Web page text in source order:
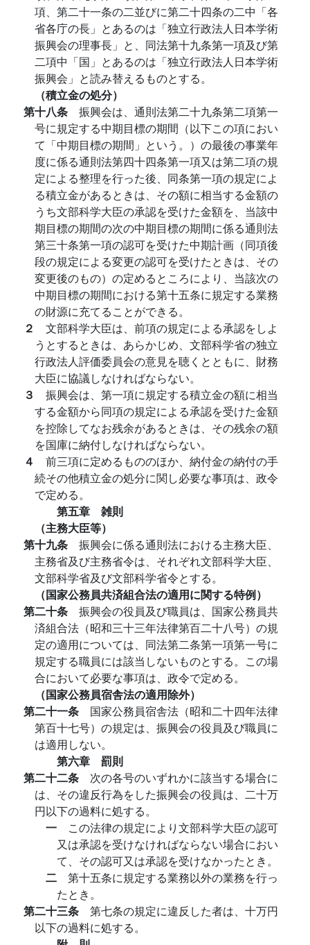
項、第二十一条の二並びに第二十四条の二中「各
省各庁の長」とあるのは「独立行政法人日本学術
振興会の理事長」と、同法第十九条第一項及び第
二項中「国」とあるのは「独立行政法人日本学術
振興会」と読み替えるものとする。
（積立金の処分）
第十八条 振興会は、通則法第二十九条第二項第一
号に規定する中期目標の期間（以下この項におい
て「中期目標の期間」という。）の最後の事業年
度に係る通則法第四十四条第一項又は第二項の規
定による整理を行った後、同条第一項の規定によ
る積立金があるときは、その額に相当する金額の
うち文部科学大臣の承認を受けた金額を、当該中
期目標の期間の次の中期目標の期間に係る通則法
第三十条第一項の認可を受けた中期計画（同項後
段の規定による変更の認可を受けたときは、その
変更後のもの）の定めるところにより、当該次の
中期目標の期間における第十五条に規定する業務
の財源に充てることができる。
２ 文部科学大臣は、前項の規定による承認をしよ
うとするときは、あらかじめ、文部科学省の独立
行政法人評価委員会の意見を聴くとともに、財務
大臣に協議しなければならない。
３ 振興会は、第一項に規定する積立金の額に相当
する金額から同項の規定による承認を受けた金額
を控除してなお残余があるときは、その残余の額
を国庫に納付しなければならない。
４ 前三項に定めるもののほか、納付金の納付の手
続その他積立金の処分に関し必要な事項は、政令
で定める。
第五章 雑則
（主務大臣等）
第十九条 振興会に係る通則法における主務大臣、
主務省及び主務省令は、それぞれ文部科学大臣、
文部科学省及び文部科学省令とする。
（国家公務員共済組合法の適用に関する特例）
第二十条 振興会の役員及び職員は、国家公務員共
済組合法（昭和三十三年法律第百二十八号）の規
定の適用については、同法第二条第一項第一号に
規定する職員には該当しないものとする。この場
合において必要な事項は、政令で定める。
（国家公務員宿舎法の適用除外）
第二十一条 国家公務員宿舎法（昭和二十四年法律
第百十七号）の規定は、振興会の役員及び職員に
は適用しない。
第六章 罰則
第二十二条 次の各号のいずれかに該当する場合に
は、その違反行為をした振興会の役員は、二十万
円以下の過料に処する。
一 この法律の規定により文部科学大臣の認可
又は承認を受けなければならない場合におい
て、その認可又は承認を受けなかったとき。
二 第十五条に規定する業務以外の業務を行っ
たとき。
第二十三条 第七条の規定に違反した者は、十万円
以下の過料に処する。